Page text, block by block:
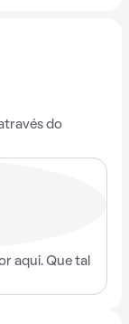
do
aqui. Que tal